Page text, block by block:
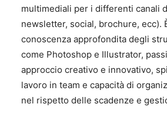
multimediali per i differenti canali
newsletter, social, brochure, ecc).
conoscenza approfondita degli
come Photoshop e Illustrator,
approccio creativo e innovativo,
lavoro in team e capacità di
nel rispetto delle scadenze e